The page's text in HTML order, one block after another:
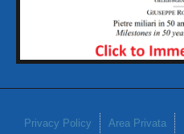
Privacy Policy Area Privata